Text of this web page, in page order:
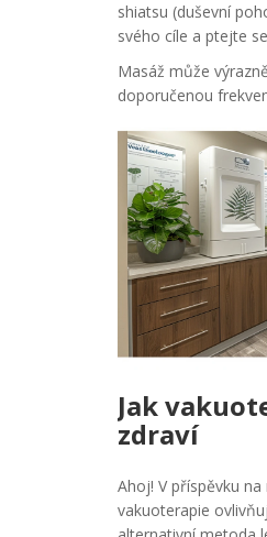
shiatsu (duševní
svého cíle a ptejte
Masáž může
doporučenou
Jak
zdraví
Ahoj! V příspěvku
vakuoterapie